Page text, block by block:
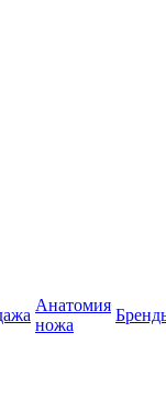
Анатомия
ножа